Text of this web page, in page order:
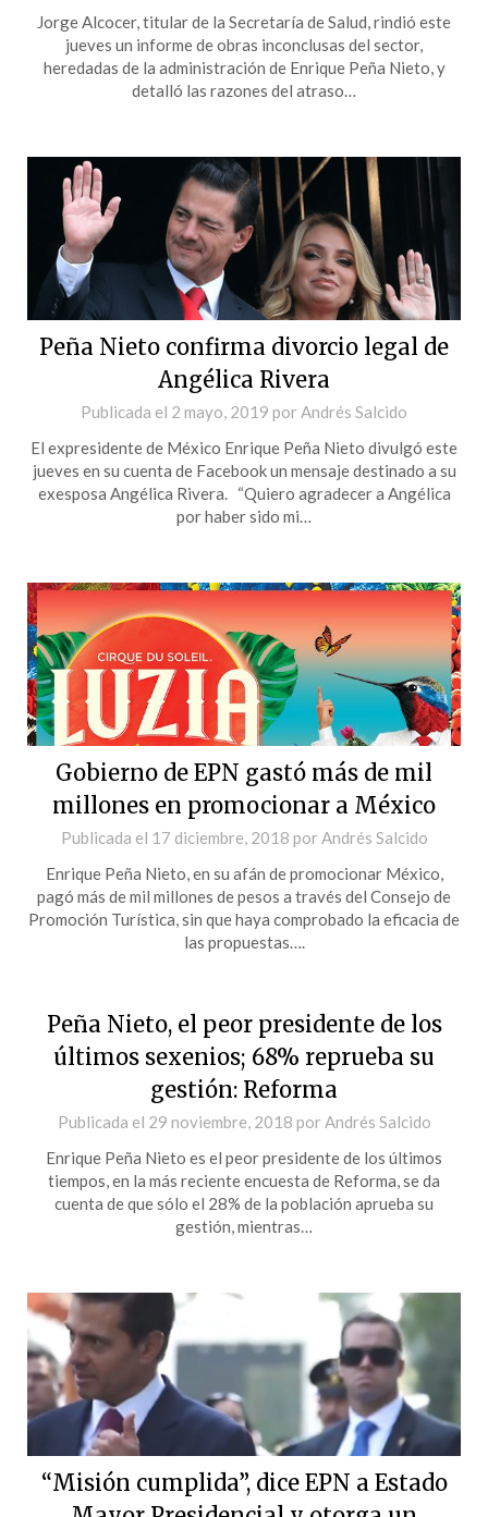
Jorge Alcocer, titular de la Secretaría de Salud, rindió este
jueves un informe de obras inconclusas del sector,
heredadas de la administración de Enrique Peña Nieto, y
detalló las razones del atraso…
Peña Nieto confirma divorcio legal de
Angélica Rivera
Publicada el 2 mayo, 2019 por Andrés Salcido
El expresidente de México Enrique Peña Nieto divulgó este
jueves en su cuenta de Facebook un mensaje destinado a su
exesposa Angélica Rivera. “Quiero agradecer a Angélica
por haber sido mi…
Gobierno de EPN gastó más de mil
millones en promocionar a México
Publicada el 17 diciembre, 2018 por Andrés Salcido
Enrique Peña Nieto, en su afán de promocionar México,
pagó más de mil millones de pesos a través del Consejo de
Promoción Turística, sin que haya comprobado la eficacia de
las propuestas….
Peña Nieto, el peor presidente de los
últimos sexenios; 68% reprueba su
gestión: Reforma
Publicada el 29 noviembre, 2018 por Andrés Salcido
Enrique Peña Nieto es el peor presidente de los últimos
tiempos, en la más reciente encuesta de Reforma, se da
cuenta de que sólo el 28% de la población aprueba su
gestión, mientras…
“Misión cumplida”, dice EPN a Estado